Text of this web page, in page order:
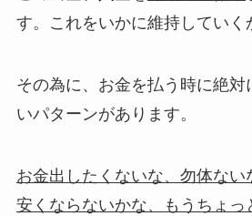
す。これをいかに維持していく
その為に、お金を払う時に絶対
いパターンがあります。
お金出したくないな、勿体ない
安くならないかな、
もうちょっ